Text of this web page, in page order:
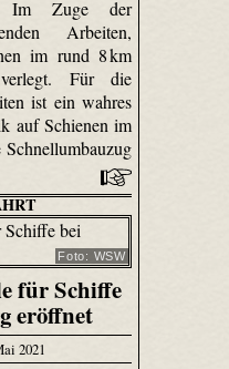
Im Zuge der
Arbeiten,
im rund 8 km
Für die
ist ein wahres
auf Schienen im
Schnellumbauzug
Foto: WSW
für Schiffe
eröffnet
2021